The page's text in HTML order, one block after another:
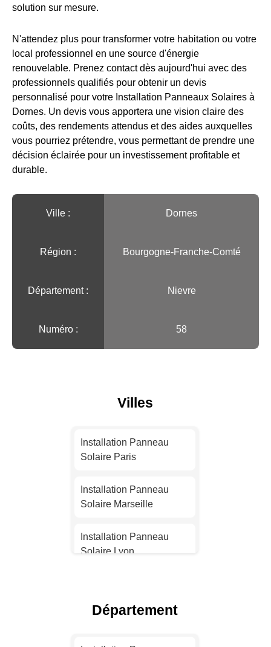
solution sur mesure.
N'attendez plus pour transformer votre habitation ou votre
local professionnel en une source d'énergie
renouvelable. Prenez contact dès aujourd'hui avec des
professionnels qualifiés pour obtenir un devis
personnalisé pour votre Installation Panneaux Solaires à
Dornes. Un devis vous apportera une vision claire des
coûts, des rendements attendus et des aides auxquelles
vous pourriez prétendre, vous permettant de prendre une
décision éclairée pour un investissement profitable et
durable.
Ville :️ Dornes
Région :️ Bourgogne-Franche-Comté
Département : Nievre
Numéro : 58
Villes
Installation Panneau
Solaire Paris
Installation Panneau
Solaire Marseille
Installation Panneau
Solaire Lyon
Département